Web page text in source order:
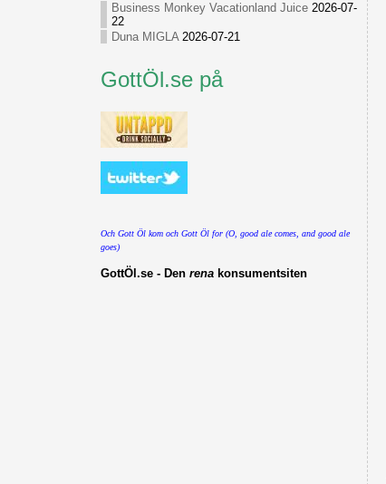
Business Monkey Vacationland Juice 2026-07-
22
Duna MIGLA 2026-07-21
GottÖl.se på
Och Gott Öl kom och Gott Öl for (O, good ale comes, and good ale
goes)
GottÖl.se - Den rena konsumentsiten